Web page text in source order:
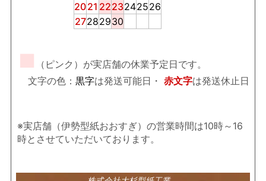
2021 2223242526
27282930
■
（ピンク）が実店舗の休業予定日です。
文字の色： 黒字は発送可能日・ 赤文字は発送休止日
※実店舗（伊勢型紙おおすぎ）の営業時間は10時～16
時とさせていただいております。